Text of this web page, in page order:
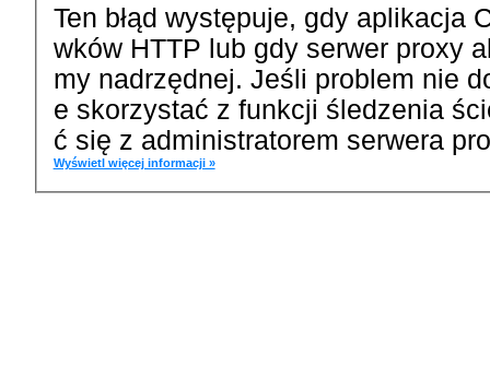
Ten błąd występuje, gdy aplikacja
wków HTTP lub gdy serwer proxy
my nadrzędnej. Jeśli problem nie
e skorzystać z funkcji śledzenia
ć się z administratorem serwera
Wyświetl więcej informacji »